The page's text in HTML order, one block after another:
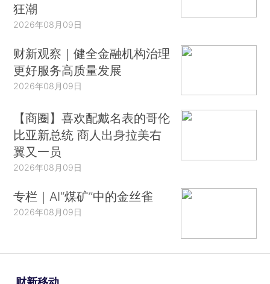
狂潮
2026年08月09日
财新观察｜健全金融机构治理
更好服务高质量发展
2026年08月09日
【商圈】喜欢配戴名表的哥伦
比亚新总统 商人出身拉美右
翼又一员
2026年08月09日
专栏｜AI“煤矿”中的金丝雀
2026年08月09日